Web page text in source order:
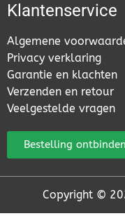
Klantenservice
Algemene
Privacy verklaring
Garantie en klachten
Verzenden en retour
Veelgestelde vragen
Bestelling ontbinden
Copyright ©